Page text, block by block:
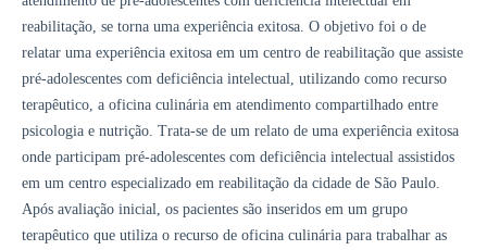
reabilitação, se torna uma experiência exitosa. O objetivo foi o de
relatar uma experiência exitosa em um centro de reabilitação que assiste
pré-adolescentes com deficiência intelectual, utilizando como recurso
terapêutico, a oficina culinária em atendimento compartilhado entre
psicologia e nutrição. Trata-se de um relato de uma experiência exitosa
onde participam pré-adolescentes com deficiência intelectual assistidos
em um centro especializado em reabilitação da cidade de São Paulo.
Após avaliação inicial, os pacientes são inseridos em um grupo
terapêutico que utiliza o recurso de oficina culinária para trabalhar as